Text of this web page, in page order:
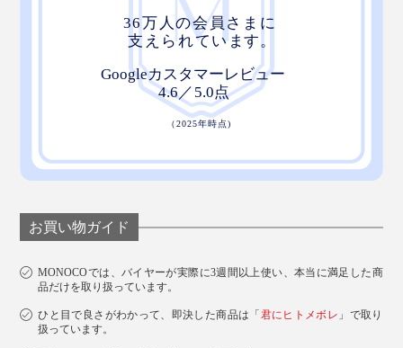
汚れたらそのまま洗濯もOK！長く使っていただくため
てからお使いください。
ベルギーの『INATURA（イナチュラ）』社によって、
お買い物ガイド
MONOCOでは、バイヤーが実際に3週間以上使い、本当に満足した商
品だけを取り扱っています。
ひと目で良さがわかって、即決した商品は「 君にヒトメボレ 」で取り
扱っています。